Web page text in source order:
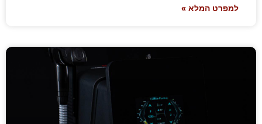
למפרט המלא »